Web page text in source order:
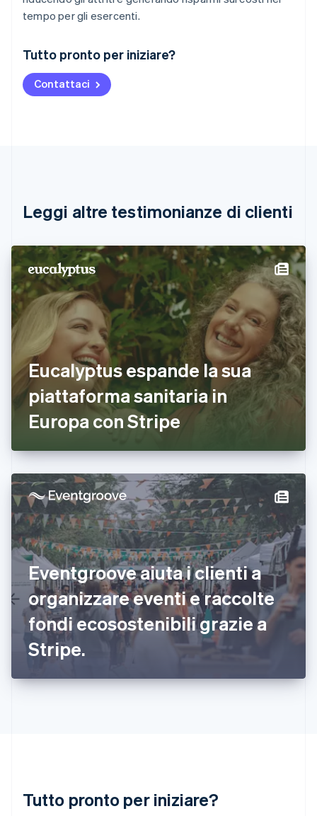
Tutto pronto per iniziare?
Contattaci
tempo per gli esercenti.
Leggi altre testimonianze di clienti
Eucalyptus espande la sua
piattaforma sanitaria in
Europa con Stripe
Eventgroove aiuta i clienti a
organizzare eventi e raccolte
fondi ecosostenibili grazie a
Stripe.
Tutto pronto per iniziare?
Australia
English
Austria
DeutschEnglish
English Français
Cina continentale
Cipro
English
Croazia
EnglishItaliano
Danimarca
English
Emirati Arabi Uniti
English
Estonia
English
Finlandia
Svenska
Francia
Germania
Giappone
日本語English
Gibilterra
English
Grecia
English
India
English
Irlanda
English
Italia
Italiano English
Lettonia
English
Liechtenstein
Malta
English